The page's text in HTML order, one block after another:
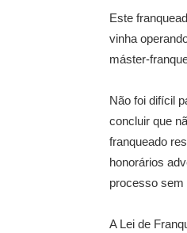
Este
vinha
máster-
Não foi difícil
concluir que
franqueado
honorários
processo sem
A Lei de